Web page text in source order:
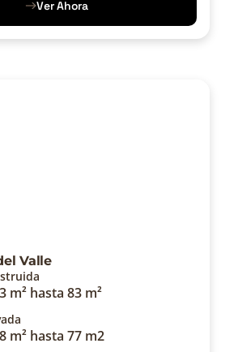
Ver Ahora
Valle
m² hasta 83 m²
m² hasta 77 m2